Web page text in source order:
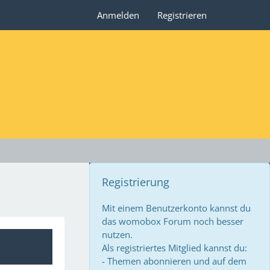
Anmelden Registrieren
Registrierung
Mit einem Benutzerkonto kannst du
das womobox Forum noch besser
nutzen.
Als registriertes Mitglied kannst du:
- Themen abonnieren und auf dem